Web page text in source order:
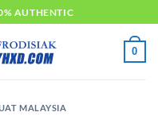
AUTHENTIC
0
MALAYSIA